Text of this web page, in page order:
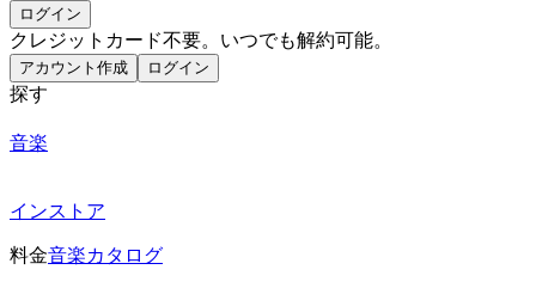
ログイン
クレジットカード不要。いつでも解約可能。
アカウント作成 ログイン
探す
音楽
インストア
料金音楽カタログ